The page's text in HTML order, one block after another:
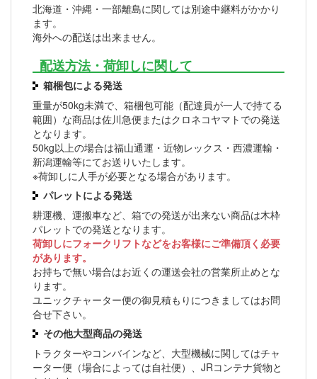
北海道・沖縄・一部離島に関しては別途中継料がかかり
ます。
海外への配送は出来ません。
配送方法・荷卸しに関して
箱梱包による発送
重量が50kg未満で、箱梱包可能（配達員が一人で持てる
範囲）な商品は佐川急便またはクロネコヤマトでの発送
となります。
50kg以上の場合は福山通運・近物レックス・西濃運輸・
新潟運輸等にてお送りいたします。
※荷卸しに人手が必要となる場合があります。
パレットによる発送
耕運機、運搬車など、箱での発送が出来ない商品は木枠
パレットでの発送となります。
荷卸しにフォークリフトなどをお客様にご準備頂く必要
があります。
お持ちで無い場合はお近くの運送会社の営業所止めとな
ります。
ユニックチャーター便の御見積もりにつきましてはお問
合せ下さい。
その他大型商品の発送
トラクターやコンバインなど、大型機械に関してはチャ
ーター便（場合によっては自社便）、JRコンテナ貨物と